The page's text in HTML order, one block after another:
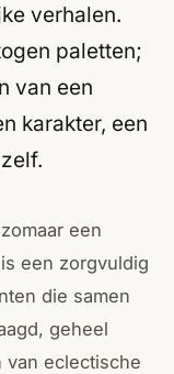
verhalen.
paletten;
van een
karakter, een
een
een zorgvuldig
die samen
geheel
van eclectische